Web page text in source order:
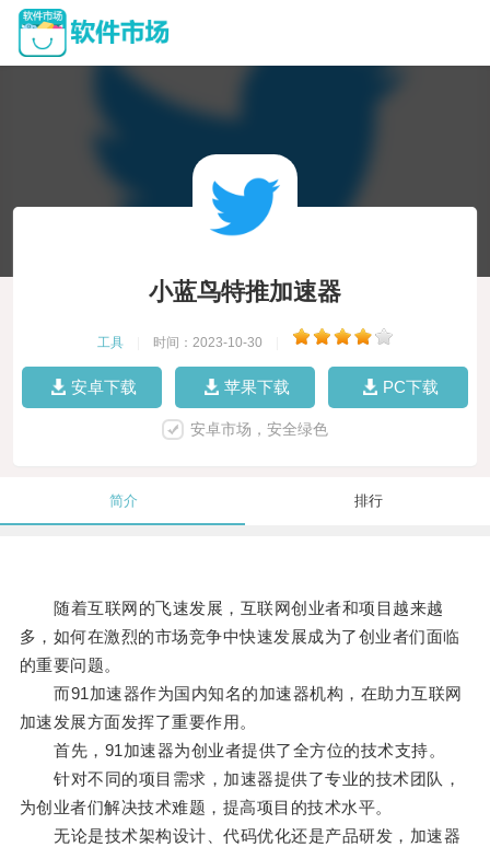
小蓝鸟特推加速器
工具 时间：2023-10-30
安卓下载 苹果下载 PC下载
安卓市场，安全绿色
简介 排行
随着互联网的飞速发展，互联网创业者和项目越来越
多，如何在激烈的市场竞争中快速发展成为了创业者们面临
的重要问题。
而91加速器作为国内知名的加速器机构，在助力互联网
加速发展方面发挥了重要作用。
首先，91加速器为创业者提供了全方位的技术支持。
针对不同的项目需求，加速器提供了专业的技术团队，
为创业者们解决技术难题，提高项目的技术水平。
无论是技术架构设计、代码优化还是产品研发，加速器